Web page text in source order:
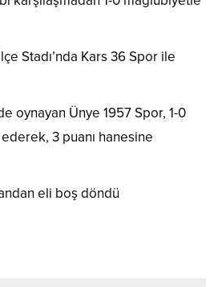
Stadı’nda Kars 36 Spor ile
oynayan Ünye 1957 Spor, 1-0
3 puanı hanesine
eli boş döndü